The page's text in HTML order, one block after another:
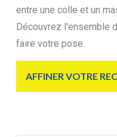
entre une colle et un
Découvrez l'ensemble
faire votre pose.
AFFINER VOTRE